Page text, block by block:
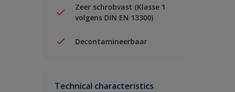
Zeer schrobvast (Klasse 1
volgens DIN EN 13300)
Decontamineerbaar
Technical characteristics